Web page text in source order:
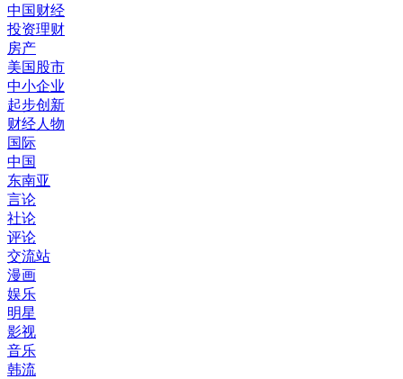
中国财经
投资理财
房产
美国股市
中小企业
起步创新
财经人物
国际
中国
东南亚
言论
社论
评论
交流站
漫画
娱乐
明星
影视
音乐
韩流